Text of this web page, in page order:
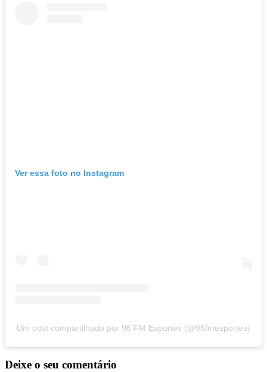
Ver essa foto no Instagram
Um post compartilhado por 96 FM Esportes (@96fmesportes)
Deixe o seu comentário